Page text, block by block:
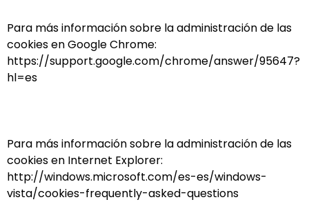
Para más información sobre la administración de las
cookies en Google Chrome:
https://support.google.com/chrome/answer/95647?
hl=es
Para más información sobre la administración de las
cookies en Internet Explorer:
http://windows.microsoft.com/es-es/windows-
vista/cookies-frequently-asked-questions